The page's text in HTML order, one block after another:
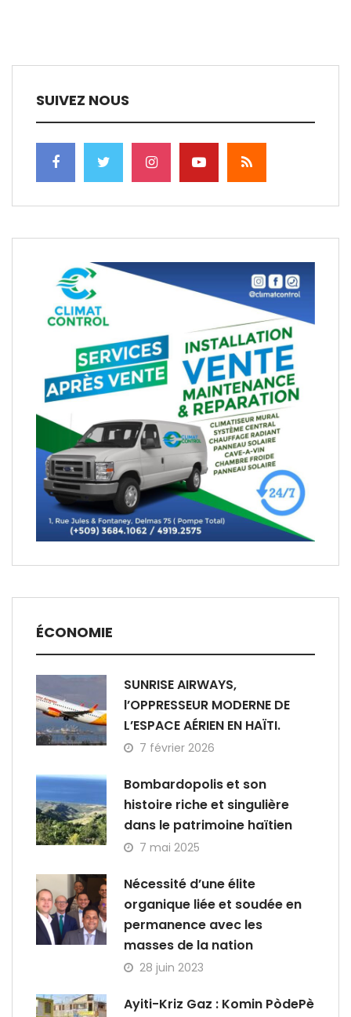
SUIVEZ NOUS
ÉCONOMIE
SUNRISE AIRWAYS,
l’OPPRESSEUR MODERNE DE
L’ESPACE AÉRIEN EN HAÏTI.
7 février 2026
Bombardopolis et son
histoire riche et singulière
dans le patrimoine haïtien
7 mai 2025
Nécessité d’une élite
organique liée et soudée en
permanence avec les
masses de la nation
28 juin 2023
Ayiti-Kriz Gaz : Komin PòdePè